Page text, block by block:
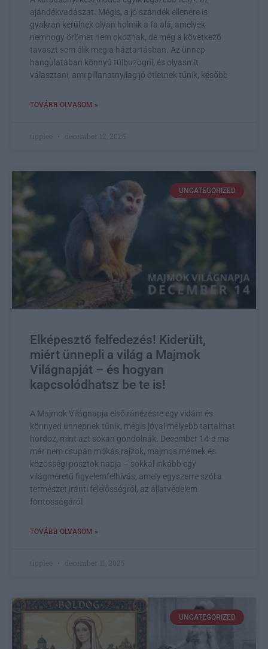
ajándékvadászat. Mégis, a jó szándék ellenére is
gyakran kerülnek olyan holmik a fa alá, amelyek
nemhogy örömet nem okoznak, de még a következő
tavaszt sem élik meg a háztartásban. Az ünnep
hangulatában könnyű túlbuzogni, és olyasmit
választani, ami pillanatnyilag jó ötletnek tűnik, később
TOVÁBB OLVASOM »
UNCATEGORIZED
Elképesztő felfedezés! Kiderült,
miért ünnepli a világ a Majmok
Világnapját – és hogyan
kapcsolódhatsz be te is!
A Majmok Világnapja első ránézésre egy vidám és
könnyed ünnepnek tűnik, mégis jóval mélyebb tartalmat
hordoz, mint azt sokan gondolnák. December 14-e ma
már nem csupán mókás rajzok, majmos mémek és
közösségi posztok napja – sokkal inkább egy
világméretű figyelemfelhívás, amely egyszerre szól a
természet iránti felelősségről, az állatvédelem
fontosságáról
TOVÁBB OLVASOM »
UNCATEGORIZED